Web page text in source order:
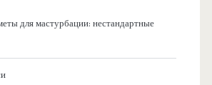
для мастурбации: нестандартные